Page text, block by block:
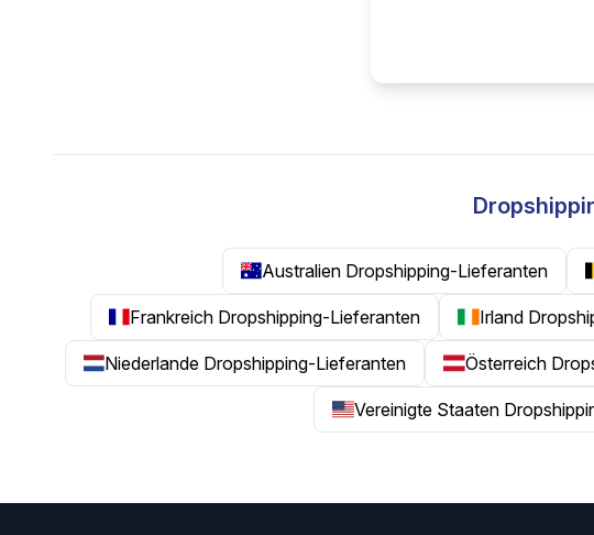
Australien Dropshipping-Lieferanten
Frankreich Dropshipping-Lieferanten Irland
Niederlande Dropshipping-Lieferanten Österreich
Vereinigte Staaten